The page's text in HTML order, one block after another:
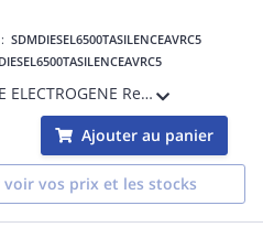
:SDMDIESEL6500TASILENCEAVRC5
DIESEL6500TASILENCEAVRC5
GROUPE ELECTROGENE Rehlko DIESEL 6500 TA SILENCE AVR C5
Ajouter au panier
vos prix et les stocks